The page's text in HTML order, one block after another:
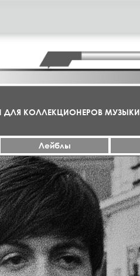
ДЛЯ КОЛЛЕКЦИОНЕРОВ МУЗЫКИ
Лейблы